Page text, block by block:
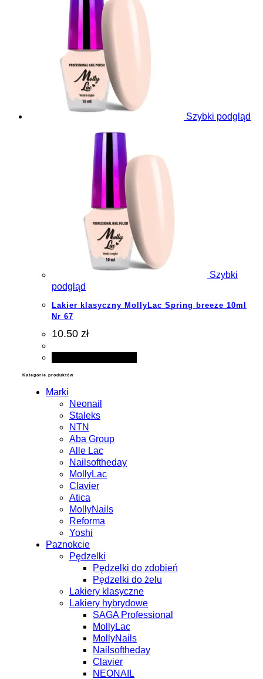
Szybki podgląd
Szybki
podgląd
Lakier klasyczny MollyLac Spring breeze 10ml
Nr 67
10.50 zł
Kategorie produktów
Marki
Neonail
Staleks
NTN
Aba Group
Alle Lac
Nailsoftheday
MollyLac
Clavier
Atica
MollyNails
Reforma
Yoshi
Paznokcie
Pędzelki
Pędzelki do zdobień
Pędzelki do żelu
Lakiery klasyczne
Lakiery hybrydowe
SAGA Professional
MollyLac
MollyNails
Nailsoftheday
Clavier
NEONAIL